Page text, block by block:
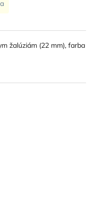
žalúziám (22 mm), farba